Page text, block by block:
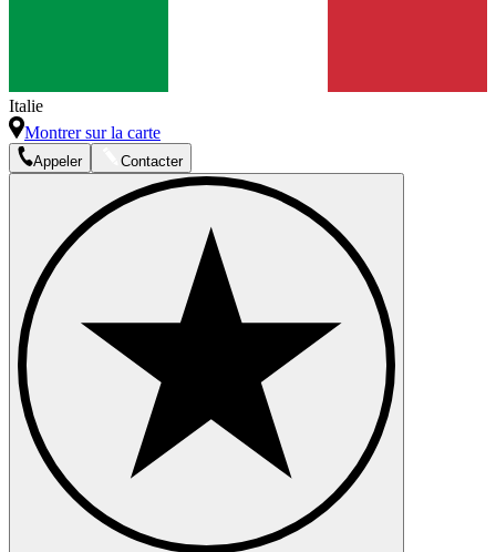
Italie
Montrer sur la carte
Appeler Contacter